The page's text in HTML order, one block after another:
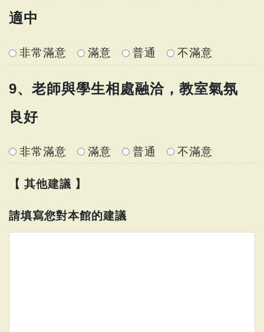
適中
非常滿意 滿意 普通 不滿意
9、老師與學生相處融洽，教室氣氛
良好
非常滿意 滿意 普通 不滿意
【 其他建議 】
請填寫您對本館的建議